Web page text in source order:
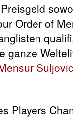
Order of
ganze
Suljovic
Players